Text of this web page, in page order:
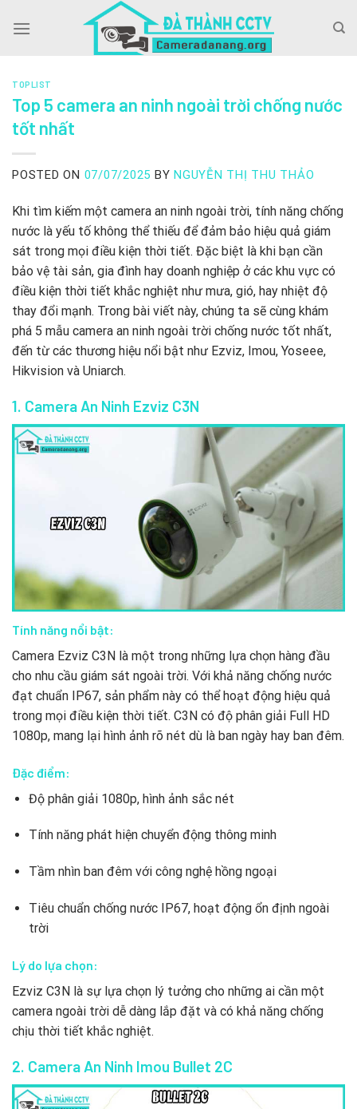
TOPLIST
Top 5 camera an ninh ngoài trời chống nước
tốt nhất
POSTED ON 07/07/2025 BY NGUYỄN THỊ THU THẢO
Khi tìm kiếm một camera an ninh ngoài trời, tính năng chống
nước là yếu tố không thể thiếu để đảm bảo hiệu quả giám
sát trong mọi điều kiện thời tiết. Đặc biệt là khi bạn cần
bảo vệ tài sản, gia đình hay doanh nghiệp ở các khu vực có
điều kiện thời tiết khắc nghiệt như mưa, gió, hay nhiệt độ
thay đổi mạnh. Trong bài viết này, chúng ta sẽ cùng khám
phá 5 mẫu camera an ninh ngoài trời chống nước tốt nhất,
đến từ các thương hiệu nổi bật như Ezviz, Imou, Yoseee,
Hikvision và Uniarch.
1. Camera An Ninh Ezviz C3N
Tính năng nổi bật:
Camera Ezviz C3N là một trong những lựa chọn hàng đầu
cho nhu cầu giám sát ngoài trời. Với khả năng chống nước
đạt chuẩn IP67, sản phẩm này có thể hoạt động hiệu quả
trong mọi điều kiện thời tiết. C3N có độ phân giải Full HD
1080p, mang lại hình ảnh rõ nét dù là ban ngày hay ban đêm.
Đặc điểm:
Độ phân giải 1080p, hình ảnh sắc nét
Tính năng phát hiện chuyển động thông minh
Tầm nhìn ban đêm với công nghệ hồng ngoại
Tiêu chuẩn chống nước IP67, hoạt động ổn định ngoài
trời
Lý do lựa chọn:
Ezviz C3N là sự lựa chọn lý tưởng cho những ai cần một
camera ngoài trời dễ dàng lắp đặt và có khả năng chống
chịu thời tiết khắc nghiệt.
2. Camera An Ninh Imou Bullet 2C